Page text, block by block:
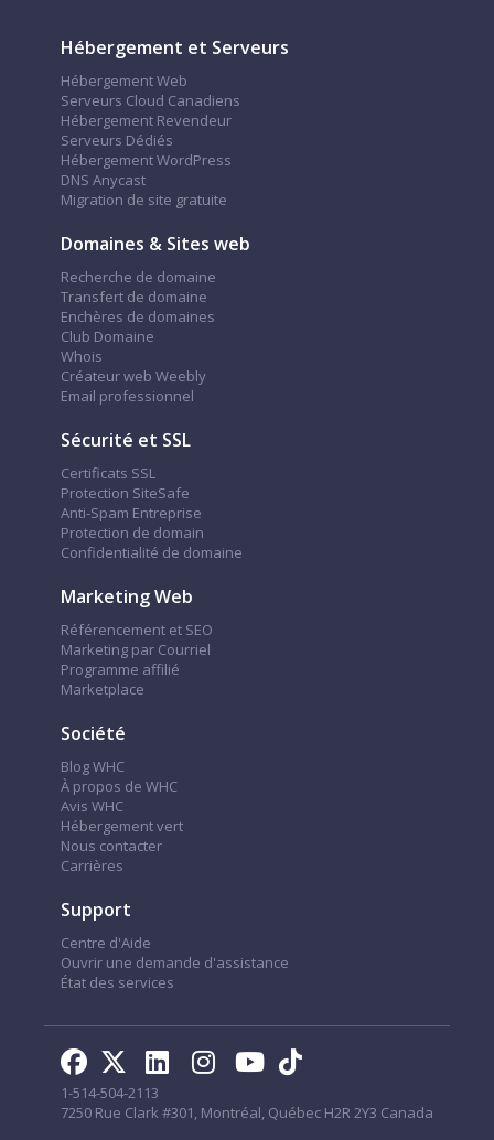
Hébergement et Serveurs
Hébergement Web
Serveurs Cloud Canadiens
Hébergement Revendeur
Serveurs Dédiés
Hébergement WordPress
DNS Anycast
Migration de site gratuite
Domaines & Sites web
Recherche de domaine
Transfert de domaine
Enchères de domaines
Club Domaine
Whois
Créateur web Weebly
Email professionnel
Sécurité et SSL
Certificats SSL
Protection SiteSafe
Anti-Spam Entreprise
Protection de domain
Confidentialité de domaine
Marketing Web
Référencement et SEO
Marketing par Courriel
Programme affilié
Marketplace
Société
Blog WHC
À propos de WHC
Avis WHC
Hébergement vert
Nous contacter
Carrières
Support
Centre d'Aide
Ouvrir une demande d'assistance
État des services
1-514-504-2113
7250 Rue Clark #301, Montréal, Québec H2R 2Y3 Canada